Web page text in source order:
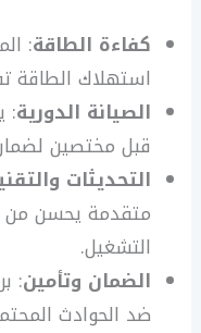
كفاءة الطاقة:
استهلاك الطاقة
الصيانة الدورية:
قبل مختصين
التحديثات
متقدمة يحسن من
التشغيل.
الضمان وتأمين:
ضد الحوادث